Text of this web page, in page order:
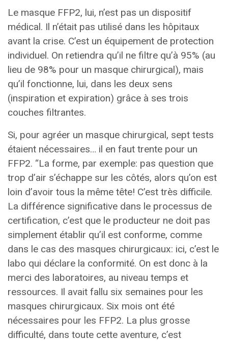
Le masque FFP2, lui, n’est pas un dispositif
médical. Il n’était pas utilisé dans les hôpitaux
avant la crise. C’est un équipement de protection
individuel. On retiendra qu’il ne filtre qu’à 95% (au
lieu de 98% pour un masque chirurgical), mais
qu’il fonctionne, lui, dans les deux sens
(inspiration et expiration) grâce à ses trois
couches filtrantes.
Si, pour agréer un masque chirurgical, sept tests
étaient nécessaires… il en faut trente pour un
FFP2. “La forme, par exemple: pas question que
trop d’air s’échappe sur les côtés, alors qu’on est
loin d’avoir tous la même tête! C’est très difficile.
La différence significative dans le processus de
certification, c’est que le producteur ne doit pas
simplement établir qu’il est conforme, comme
dans le cas des masques chirurgicaux: ici, c’est le
labo qui déclare la conformité. On est donc à la
merci des laboratoires, au niveau temps et
ressources. Il avait fallu six semaines pour les
masques chirurgicaux. Six mois ont été
nécessaires pour les FFP2. La plus grosse
difficulté, dans toute cette aventure, c’est